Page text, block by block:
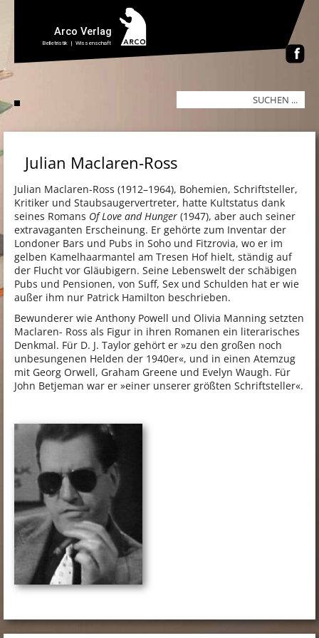
Julian Maclaren-Ross
Julian Maclaren-Ross (1912–1964), Bohemien, Schriftsteller,
Kritiker und Staubsaugervertreter, hatte Kultstatus dank
seines Romans Of Love and Hunger (1947), aber auch seiner
extravaganten Erscheinung. Er gehörte zum Inventar der
Londoner Bars und Pubs in Soho und Fitzrovia, wo er im
gelben Kamelhaarmantel am Tresen Hof hielt, ständig auf
der Flucht vor Gläubigern. Seine Lebenswelt der schäbigen
Pubs und Pensionen, von Suff, Sex und Schulden hat er wie
außer ihm nur Patrick Hamilton beschrieben.
Bewunderer wie Anthony Powell und Olivia Manning setzten
Maclaren- Ross als Figur in ihren Romanen ein literarisches
Denkmal. Für D. J. Taylor gehört er »zu den großen noch
unbesungenen Helden der 1940er«, und in einen Atemzug
mit Georg Orwell, Graham Greene und Evelyn Waugh. Für
John Betjeman war er »einer unserer größten Schriftsteller«.